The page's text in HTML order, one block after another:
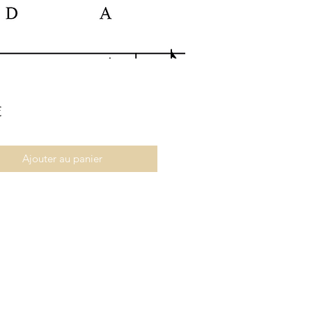
Prix
Ajouter au panier